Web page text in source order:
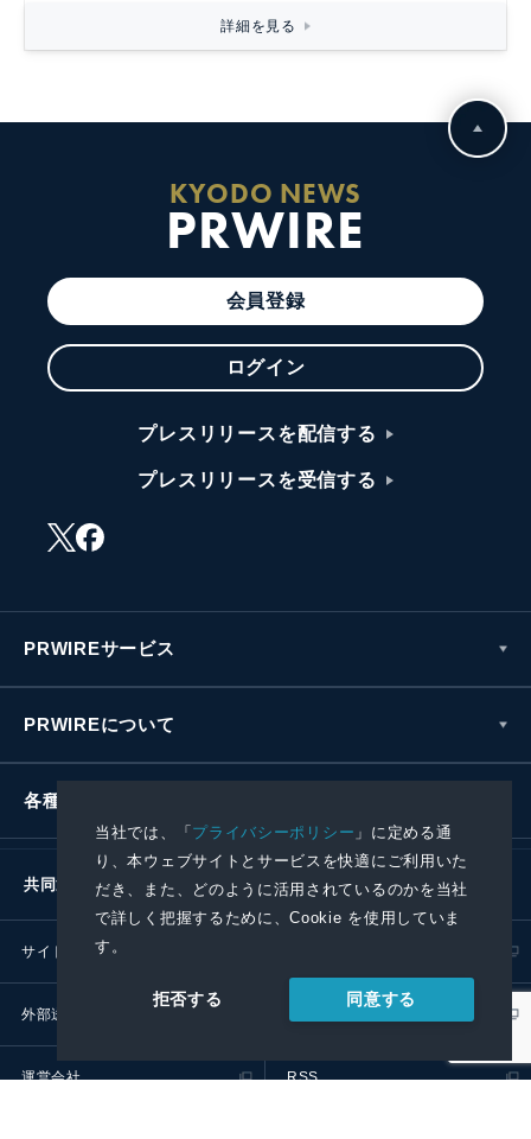
当社では、「プライバシーポリシー 」に定める通
り、本ウェブサイトとサービスを快適にご利用いた
だき、また、どのように活用されているのかを当社
で詳しく把握するために、Cookie を使用していま
す。
拒否する 同意する
詳細を見る
KYODO NEWS
PRWIRE
会員登録
ログイン
プレスリリースを配信する
プレスリリースを受信する
PRWIREサービス
PRWIREについて
各種お問い合わせ
共同通信社グループ
サイトポリシー
外部送信ポリシー プレスリリース取扱基準
運営会社 RSS